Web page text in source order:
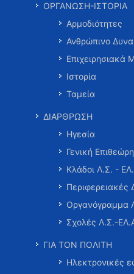
ΟΡΓΑΝΩΣΗ-ΙΣΤΟΡΙΑ
Αρμοδιότητες
Ανθρώπινο
Επιχειρησιακά
Ιστορία
Ταμεία
ΔΙΑΡΘΡΩΣΗ
Ηγεσία
Γενική
Κλάδοι Λ.Σ. -
Περιφερειακές
Οργανόγραμμα
Σχολές Λ.Σ.-
ΓΙΑ ΤΟΝ ΠΟΛΙΤΗ
Ηλεκτρονικές